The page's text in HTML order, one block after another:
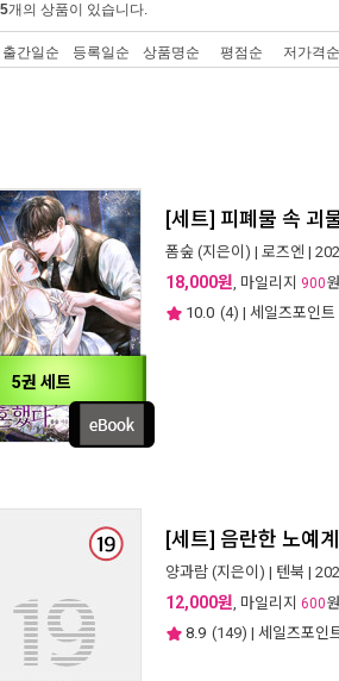
개의 상품이 있습니다.
출간일순 등록일순 상품명순 평점순 저가격순
5권 세트
[세트] 피폐물 속 괴
폼숲 (지은이) | 로즈엔 |
18,000원, 마일리지 900원
10.0 (4) | 세일즈포인트
[세트] 음란한 노예
양과람 (지은이) | 텐북 |
12,000원, 마일리지 600원
8.9 (149) | 세일즈포인